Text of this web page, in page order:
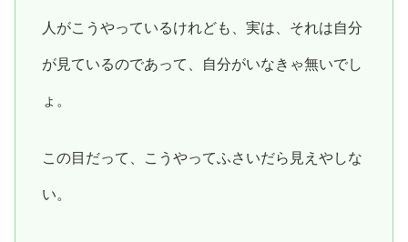
人がこうやっているけれども、実は、それは自分
が見ているのであって、自分がいなきゃ無いでし
ょ。
この目だって、こうやってふさいだら見えやしな
い。